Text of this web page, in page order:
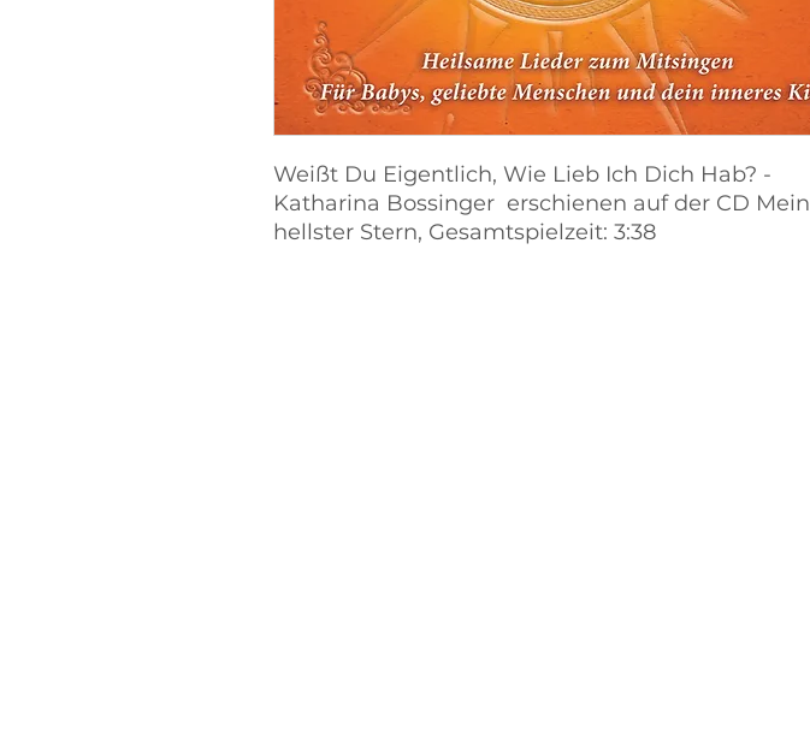
Weißt Du Eigentlich, Wie Lieb Ich Dich Hab? -
Katharina Bossinger erschienen auf der CD Mein
hellster Stern, Gesamtspielzeit: 3:38